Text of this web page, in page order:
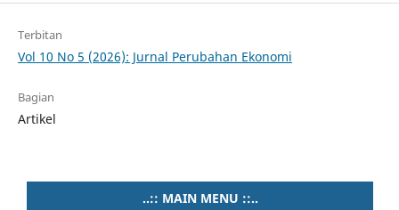
Terbitan
Vol 10 No 5 (2026): Jurnal Perubahan Ekonomi
Bagian
Artikel
..:: MAIN MENU ::..